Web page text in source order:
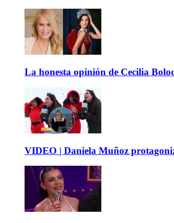
La honesta opinión de Cecilia
VIDEO | Daniela Muñoz